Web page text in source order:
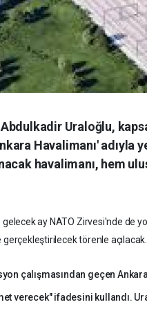
Abdulkadir Uraloğlu,
Havalimanı' adıyla
havalimanı, hem
gelecek ay NATO Zirvesi'nde de
törenle açılacak.
çalışmasından geçen
verecek" ifadesini kullandı.